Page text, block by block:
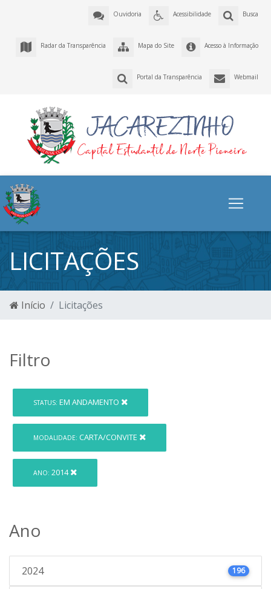
Busca
Acessibilidade
Ouvidoria
Acesso à Informação
Mapa do Site
Radar da Transparência
Webmail
Portal da Transparência
LICITAÇÕES
Início Licitações
Filtro
STATUS: EM ANDAMENTO
MODALIDADE: CARTA/CONVITE
ANO: 2014
Ano
2024 196